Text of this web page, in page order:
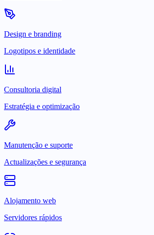
Design e branding
Logotipos e identidade
Consultoria digital
Estratégia e optimização
Manutenção e suporte
Actualizações e segurança
Alojamento web
Servidores rápidos